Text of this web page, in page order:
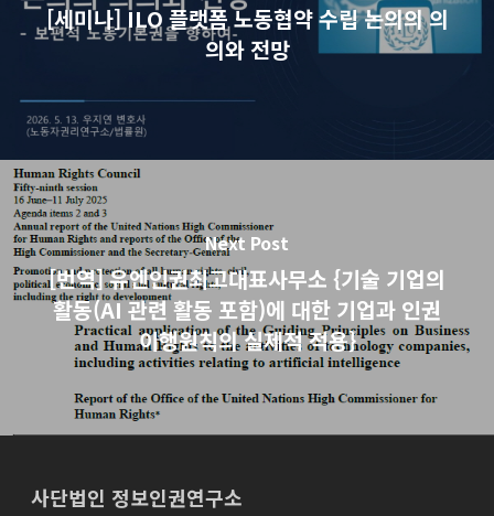
[세미나] ILO 플랫폼 노동협약 수립 논의의 의
의와 전망
Next Post
[번역] 유엔인권최고대표사무소 {기술 기업의
활동(AI 관련 활동 포함)에 대한 기업과 인권
이행원칙의 실제적 적용}
사단법인 정보인권연구소